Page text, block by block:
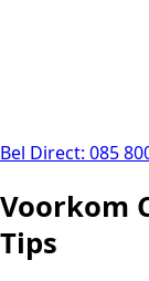
Bel Direct: 085
Voorkom
Tips